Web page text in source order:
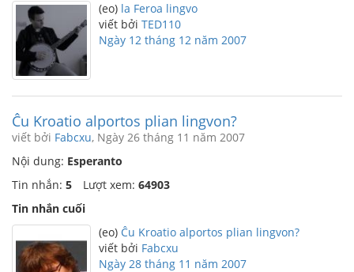
(eo) la Feroa lingvo
viết bởi TED110
Ngày 12 tháng 12 năm 2007
Ĉu Kroatio alportos plian lingvon?
viết bởi Fabcxu, Ngày 26 tháng 11 năm 2007
Nội dung: Esperanto
Tin nhắn: 5 Lượt xem: 64903
Tin nhắn cuối
(eo) Ĉu Kroatio alportos plian lingvon?
viết bởi Fabcxu
Ngày 28 tháng 11 năm 2007